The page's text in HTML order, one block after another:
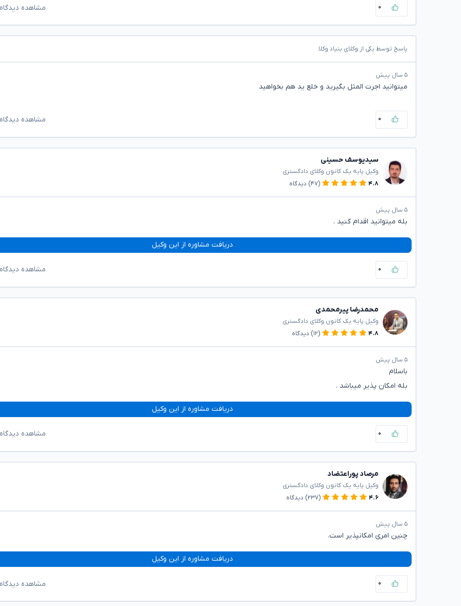
۰ مشاهده
پاسخ توسط یکی از وکلای بنیاد وکلا
۵ سال پیش
میتوانید اجرت المثل بگیرید و خلع ید هم بخواهید
۰ مشاهده
سیدیوسف حسینی
وکیل پایه یک کانون وکلای دادگستری
۴.۸
(۴۷) دیدگاه
۵ سال پیش
بله میتوانید اقدام کنید .
دریافت مشاوره از این وکیل
۰ مشاهده
محمدرضا پیرمحمدی
وکیل پایه یک کانون وکلای دادگستری
۴.۸
(۱۲) دیدگاه
۵ سال پیش
باسلام
بله امکان پذیر میباشد .
دریافت مشاوره از این وکیل
۰ مشاهده
مرصاد پوراعتضاد
وکیل پایه یک کانون وکلای دادگستری
۴.۶
(۲۳۷) دیدگاه
۵ سال پیش
چنین امری امکانپذیر است.
دریافت مشاوره از این وکیل
۰ مشاهده